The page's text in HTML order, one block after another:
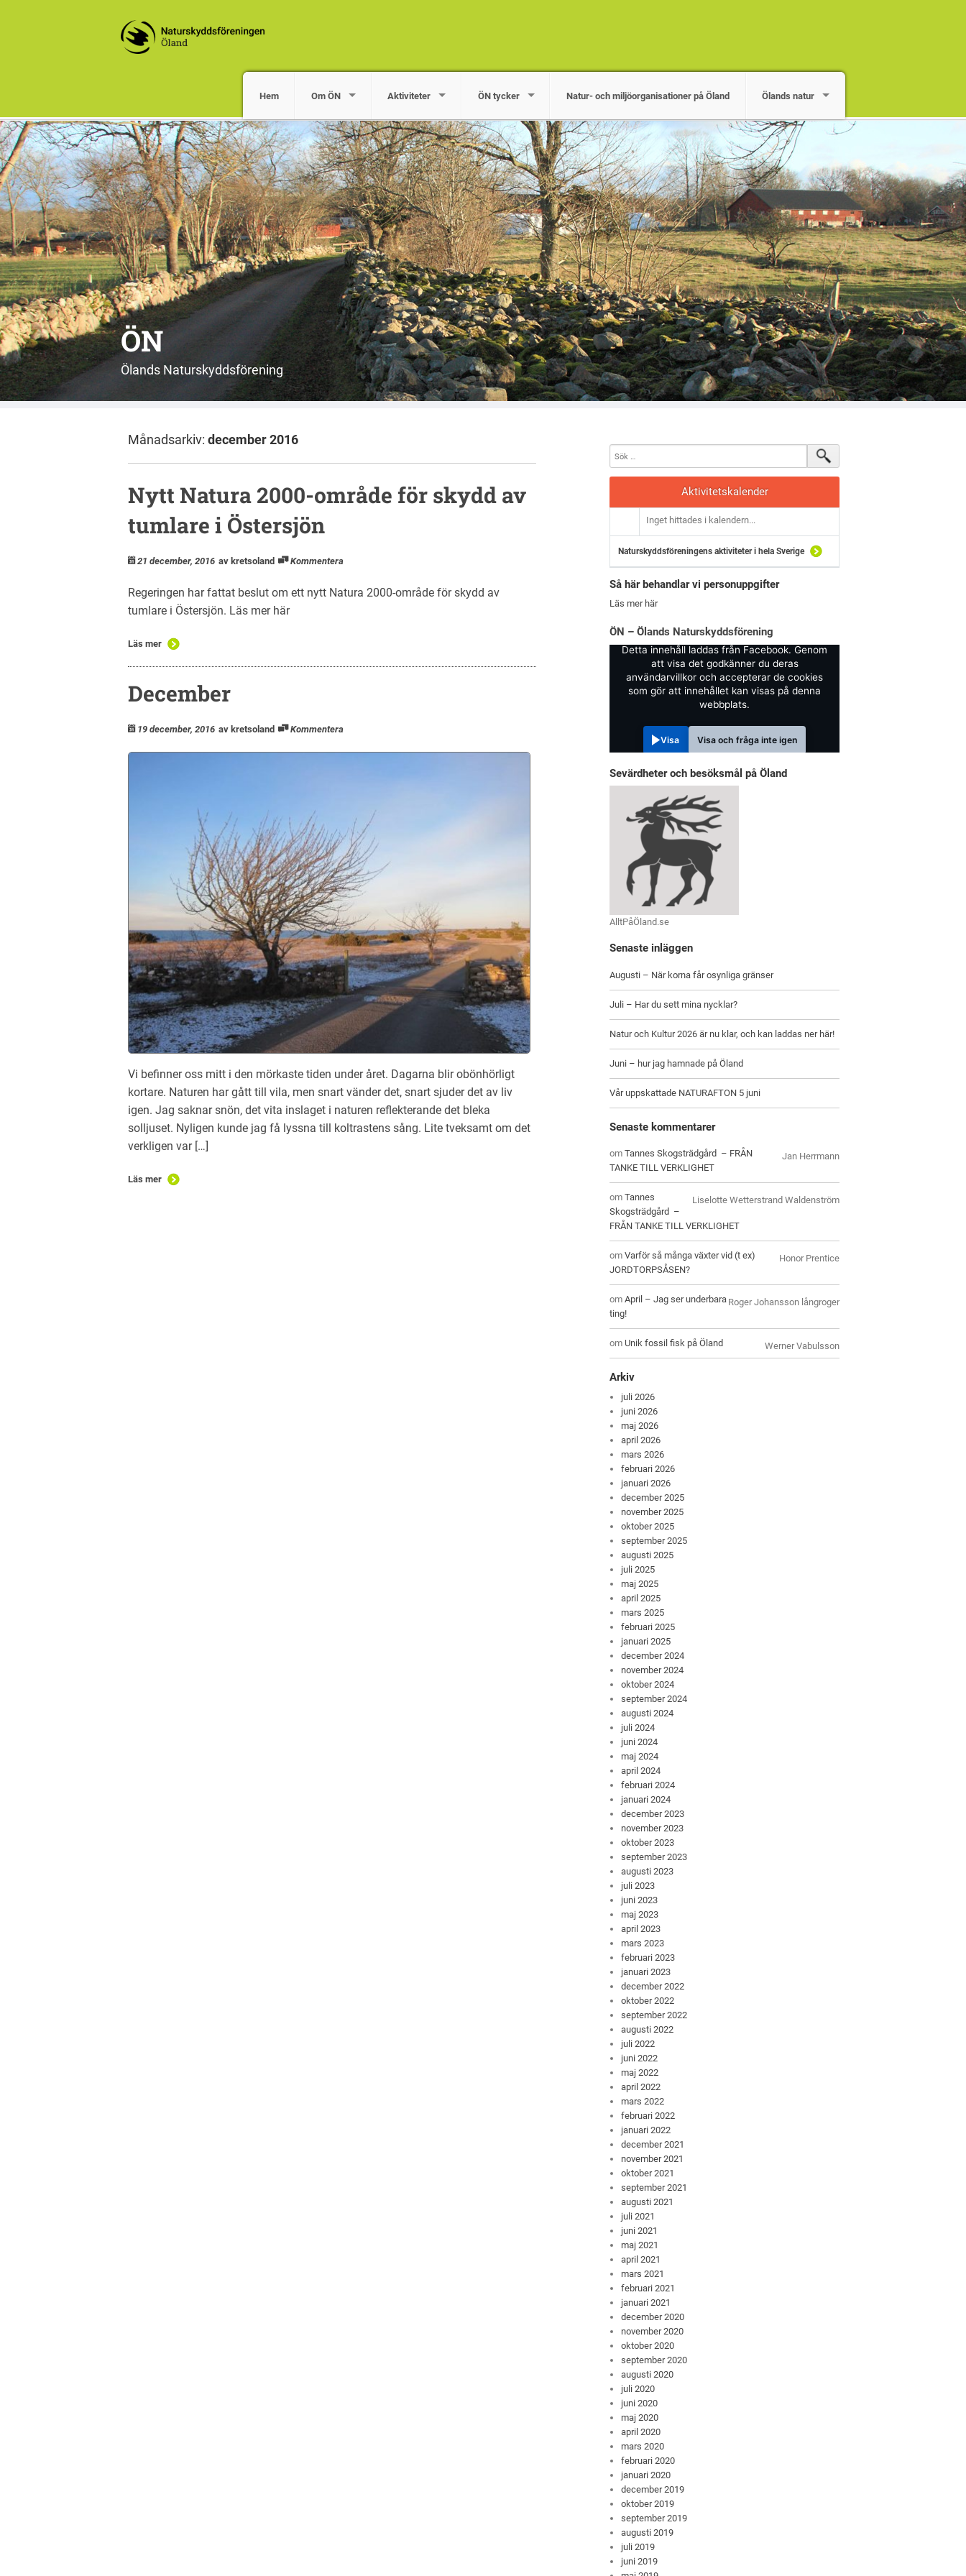
Hem Om ÖN Aktiviteter ÖN tycker Natur- och miljöorganisationer på Öland Ölands natur
ÖN
Ölands Naturskyddsförening
Månadsarkiv: december 2016
Nytt Natura 2000-område för skydd av
tumlare i Östersjön
21 december, 2016 av kretsoland Kommentera
Regeringen har fattat beslut om ett nytt Natura 2000-område för skydd av
tumlare i Östersjön. Läs mer här
Läs mer
December
19 december, 2016 av kretsoland Kommentera
Vi befinner oss mitt i den mörkaste tiden under året. Dagarna blir obönhörligt
kortare. Naturen har gått till vila, men snart vänder det, snart sjuder det av liv
igen. Jag saknar snön, det vita inslaget i naturen reflekterande det bleka
solljuset. Nyligen kunde jag få lyssna till koltrastens sång. Lite tveksamt om det
verkligen var […]
Läs mer
Aktivitetskalender
Inget hittades i kalendern...
Naturskyddsföreningens aktiviteter i hela Sverige
Så här behandlar vi personuppgifter
Läs mer här
ÖN – Ölands Naturskyddsförening
Detta innehåll laddas från Facebook. Genom
att visa det godkänner du deras
användarvillkor och accepterar de cookies
som gör att innehållet kan visas på denna
webbplats.
Visa Visa och fråga inte igen
Sevärdheter och besöksmål på Öland
AlltPåÖland.se
Senaste inläggen
Augusti – När korna får osynliga gränser
Juli – Har du sett mina nycklar?
Natur och Kultur 2026 är nu klar, och kan laddas ner här!
Juni – hur jag hamnade på Öland
Vår uppskattade NATURAFTON 5 juni
Senaste kommentarer
Jan Herrmann
omTannes Skogsträdgård – FRÅN
TANKE TILL VERKLIGHET
Liselotte Wetterstrand Waldenström
omTannes
Skogsträdgård –
FRÅN TANKE TILL VERKLIGHET
Honor Prentice
omVarför så många växter vid (t ex)
JORDTORPSÅSEN?
Roger Johansson långroger
omApril – Jag ser underbara
ting!
Werner Vabulsson
om Unik fossil fisk på Öland
Arkiv
juli 2026
juni 2026
maj 2026
april 2026
mars 2026
februari 2026
januari 2026
december 2025
november 2025
oktober 2025
september 2025
augusti 2025
juli 2025
maj 2025
april 2025
mars 2025
februari 2025
januari 2025
december 2024
november 2024
oktober 2024
september 2024
augusti 2024
juli 2024
juni 2024
maj 2024
april 2024
februari 2024
januari 2024
december 2023
november 2023
oktober 2023
september 2023
augusti 2023
juli 2023
juni 2023
maj 2023
april 2023
mars 2023
februari 2023
januari 2023
december 2022
oktober 2022
september 2022
augusti 2022
juli 2022
juni 2022
maj 2022
april 2022
mars 2022
februari 2022
januari 2022
december 2021
november 2021
oktober 2021
september 2021
augusti 2021
juli 2021
juni 2021
maj 2021
april 2021
mars 2021
februari 2021
januari 2021
december 2020
november 2020
oktober 2020
september 2020
augusti 2020
juli 2020
juni 2020
maj 2020
april 2020
mars 2020
februari 2020
januari 2020
december 2019
oktober 2019
september 2019
augusti 2019
juli 2019
juni 2019